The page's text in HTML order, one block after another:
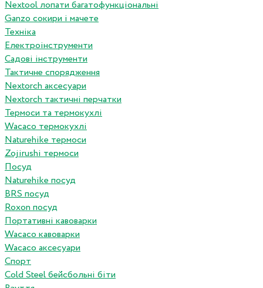
Nextool лопати багатофункціональні
Ganzo сокири і мачете
Техніка
Електроінструменти
Садові інструменти
Тактичне спорядження
Nextorch аксесуари
Nextorch тактичні перчатки
Термоси та термокухлі
Wacaco термокухлі
Naturehike термоси
Zojirushi термоси
Посуд
Naturehike посуд
BRS посуд
Roxon посуд
Портативні кавоварки
Wacaco кавоварки
Wacaco аксесуари
Спорт
Cold Steel бейсбольні біти